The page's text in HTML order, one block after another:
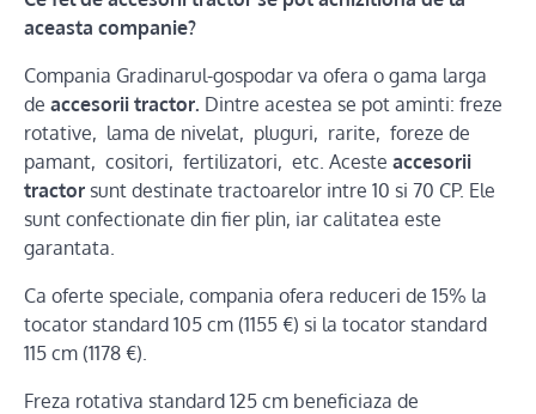
aceasta companie?
Compania Gradinarul-gospodar va ofera o gama larga
de accesorii tractor. Dintre acestea se pot aminti: freze
rotative, lama de nivelat, pluguri, rarite, foreze de
pamant, cositori, fertilizatori, etc. Aceste accesorii
tractor sunt destinate tractoarelor intre 10 si 70 CP. Ele
sunt confectionate din fier plin, iar calitatea este
garantata.
Ca oferte speciale, compania ofera reduceri de 15% la
tocator standard 105 cm (1155 €) si la tocator standard
115 cm (1178 €).
Freza rotativa standard 125 cm beneficiaza de